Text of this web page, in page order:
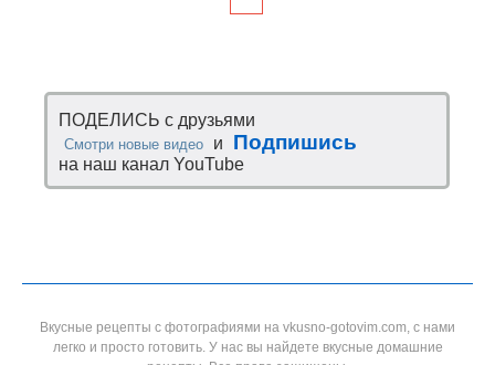
ПОДЕЛИСЬ с друзьями
Смотри новые видео и Подпишись
на наш канал YouTube
Вкусные рецепты с фотографиями на vkusno-gotovim.com, с нами
легко и просто готовить. У нас вы найдете вкусные домашние